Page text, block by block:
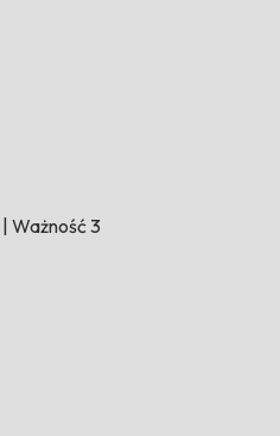
Ważność 3